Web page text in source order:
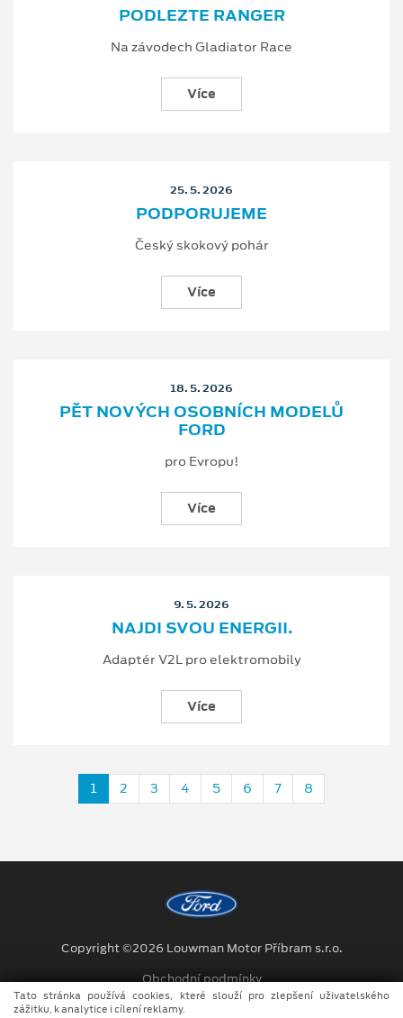
PODLEZTE RANGER
Na závodech Gladiator Race
Více
25. 5. 2026
PODPORUJEME
Český skokový pohár
Více
18. 5. 2026
PĚT NOVÝCH OSOBNÍCH MODELŮ
FORD
pro Evropu!
Více
9. 5. 2026
NAJDI SVOU ENERGII.
Adaptér V2L pro elektromobily
Více
1 2 3 4 5 6 7 8
Copyright ©2026 Louwman Motor Příbram s.r.o.
Obchodní podmínky
Ochrana osobních údajů
Tato stránka používá cookies, které slouží pro zlepšení uživatelského
zážitku, k analytice i cílení reklamy.